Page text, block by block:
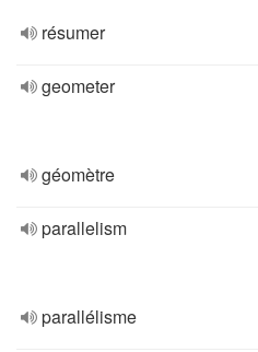
résumer
geometer
géomètre
parallelism
parallélisme